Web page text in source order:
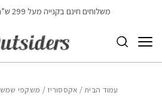
Skip to Contentמשלוחים חינם בקנייה מעל 299 ש”ח | 3-5 ימי עסקים
עמוד הבית/ אקססוריז / משקפי שמש